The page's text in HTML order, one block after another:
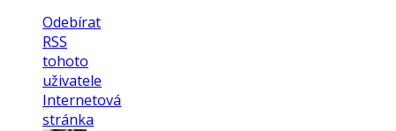
Odebírat
RSS
tohoto
uživatele
Internetová
stránka